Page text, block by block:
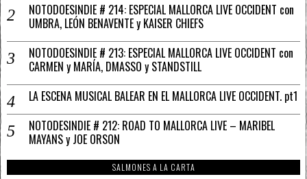
NOTODOESINDIE # 214: ESPECIAL MALLORCA LIVE OCCIDENT con
UMBRA, LEÓN BENAVENTE y KAISER CHIEFS
NOTODOESINDIE # 213: ESPECIAL MALLORCA LIVE OCCIDENT con
CARMEN y MARÍA, DMASSO y STANDSTILL
LA ESCENA MUSICAL BALEAR EN EL MALLORCA LIVE OCCIDENT. pt1
NOTODESINDIE # 212: ROAD TO MALLORCA LIVE – MARIBEL
MAYANS y JOE ORSON
SALMONES A LA CARTA